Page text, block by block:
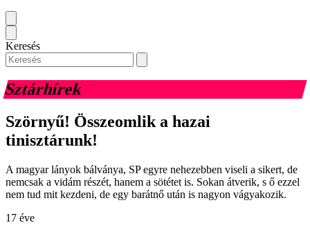
Keresés
Sztárhírek
Szörnyű! Összeomlik a hazai
tinisztárunk!
A magyar lányok bálványa, SP egyre nehezebben viseli a sikert, de
nemcsak a vidám részét, hanem a sötétet is. Sokan átverik, s ő ezzel
nem tud mit kezdeni, de egy barátnő után is nagyon vágyakozik.
17 éve